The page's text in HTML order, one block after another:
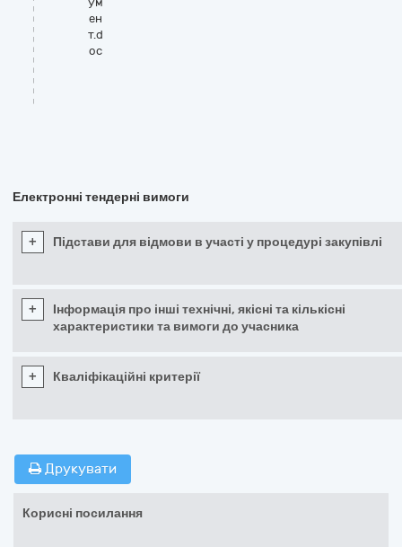
ен
т.d
oc
Електронні тендерні вимоги
+ Підстави для відмови в участі у процедурі закупівлі
+
Інформація про інші технічні, якісні та кількісні
характеристики та вимоги до учасника
+ Кваліфікаційні критерії
Друкувати
Корисні посилання